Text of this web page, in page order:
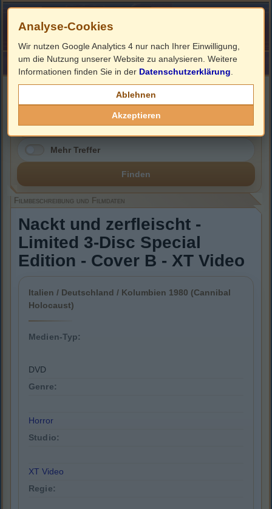
HOME ImpressumLinks
Filmbeschreibung, Cover & DVD Infos
Mehr Treffer
Finden
Filmbeschreibung und Filmdaten
Nackt und zerfleischt -
Limited 3-Disc Special
Edition - Cover B - XT Video
Italien / Deutschland / Kolumbien 1980 (Cannibal
Holocaust)
Medien-Typ:
DVD
Genre:
Horror
Studio:
XT Video
Regie:
Analyse-Cookies
Wir nutzen Google Analytics 4 nur nach Ihrer Einwilligung,
um die Nutzung unserer Website zu analysieren. Weitere
Informationen finden Sie in der Datenschutzerklärung
Ablehnen
Akzeptieren